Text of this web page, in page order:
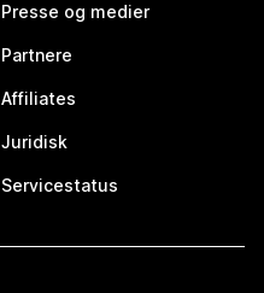
Presse og medier
Partnere
Affiliates
Juridisk
Servicestatus